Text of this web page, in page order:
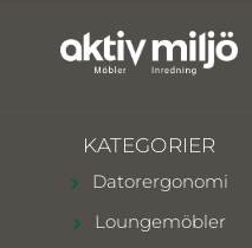
KATEGORIER
Datorergonomi
Loungemöbler